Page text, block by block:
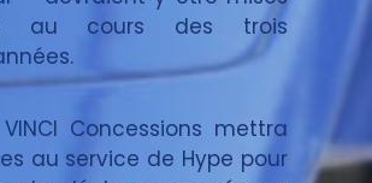
au cours des trois
Concessions mettra
au service de Hype pour